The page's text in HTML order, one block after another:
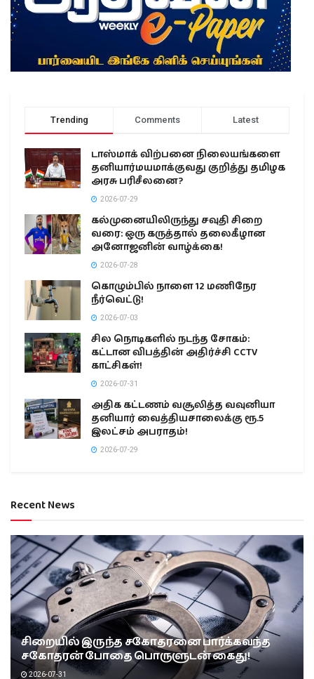
Trending Comments Latest
டாஸ்மாக் விற்பனை நிலையங்களை
தனியார்மயமாக்குவது குறித்து தமிழக
அரசு பரிசீலனை?
2026-07-29
கல்முனையிலிருந்து சவுதி சிறை
வரை: ஒரு கருத்தால் தலைகீழான
அனோஜனின் வாழ்க்கை!
2026-07-28
கொழும்பில் நாளை 12 மணிநேர
நீர்வெட்டு!
2026-07-03
சில நொடிகளில் நடந்த சோகம்:
கட்டான விபத்தின் அதிர்ச்சி CCTV
காட்சிகள்!
2026-07-31
அதிக கட்டணம் வசூலித்த வவுனியா
தனியார் வைத்தியசாலைக்கு ரூ.5
இலட்சம் அபராதம்!
2026-07-29
Recent News
சிறையில் இருந்த சகோதரனை பார்க்கவந்த
சகோதரன் போதை பொருளுடன் கைது!
2026-07-31